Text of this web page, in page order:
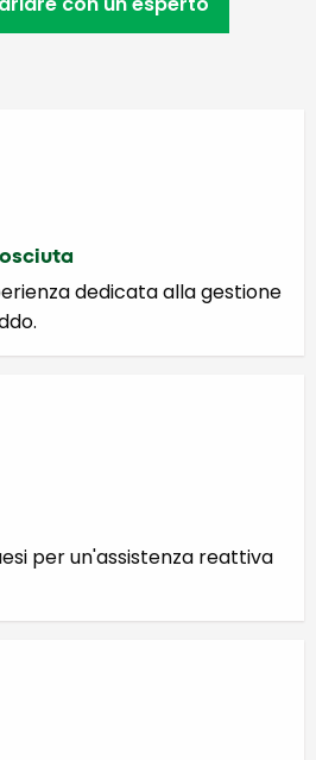
dedicata alla gestione
per un'assistenza reattiva